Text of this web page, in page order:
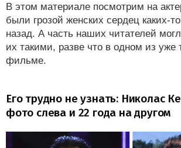
В этом материале посмотрим на
были грозой женских сердец каких-
назад. А часть наших читателей
их такими, разве что в одном из уже
фильме.
Его трудно не узнать: Николас
фото слева и 22 года на другом